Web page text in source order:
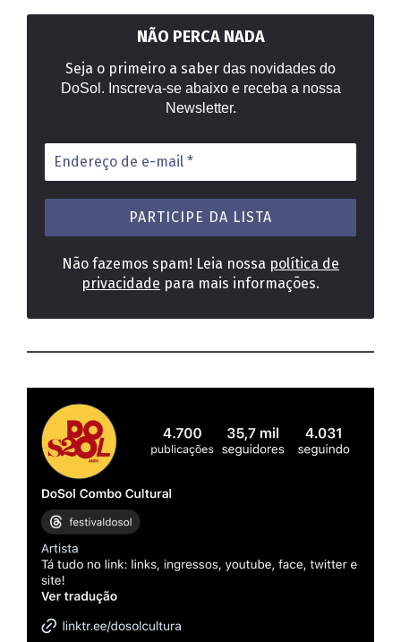
NÃO PERCA NADA
Seja o primeiro a saber das novidades do
DoSol. Inscreva-se abaixo e receba a nossa
Newsletter.
Endereço
de
e-
mail
Não fazemos spam! Leia nossa política de
privacidade para mais informações.